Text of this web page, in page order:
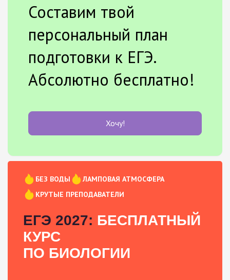
Составим твой
персональный план
подготовки к ЕГЭ.
Абсолютно бесплатно!
Хочу!
БЕЗ ВОДЫ
ЛАМПОВАЯ АТМОСФЕРА
КРУТЫЕ ПРЕПОДАВАТЕЛИ
ЕГЭ 2027: БЕСПЛАТНЫЙ
КУРС
ПО БИОЛОГИИ